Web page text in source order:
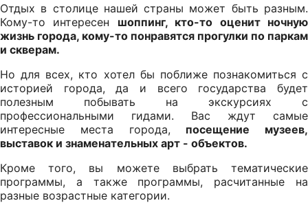
Отдых в столице нашей страны может быть разным.
Кому-то интересен шоппинг, кто-то оценит ночную
жизнь города, кому-то понравятся прогулки по паркам
и скверам.
Но для всех, кто хотел бы поближе познакомиться с
историей города, да и всего государства будет
полезным побывать на экскурсиях с
профессиональными гидами. Вас ждут самые
интересные места города, посещение музеев,
выставок и знаменательных арт - объектов.
Кроме того, вы можете выбрать тематические
программы, а также программы, расчитанные на
разные возрастные категории.